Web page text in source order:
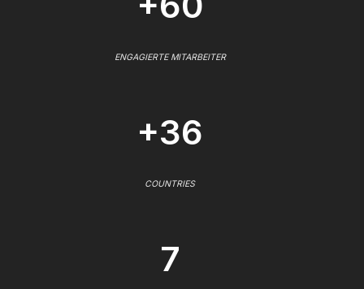
ENGAGIERTE MITARBEITER
+36
COUNTRIES
7